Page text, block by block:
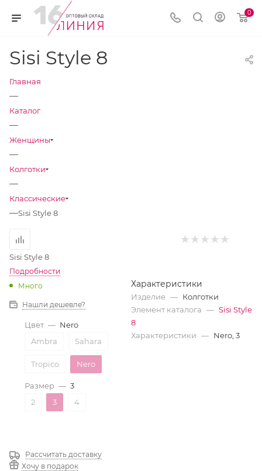
0
Sisi Style 8
Главная
—
Каталог
—
Женщины
—
Колготки
—
Классические
—Sisi Style 8
Sisi Style 8
Подробности
Много
Нашли дешевле?
Цвет — Nero
Ambra
Sahara
Tropico Nero
Размер — 3
2
3 4
Рассчитать доставку
Хочу в подарок
Характеристики
Изделие — Колготки
Элемент каталога — Sisi Style
8
Характеристики — Nero, 3